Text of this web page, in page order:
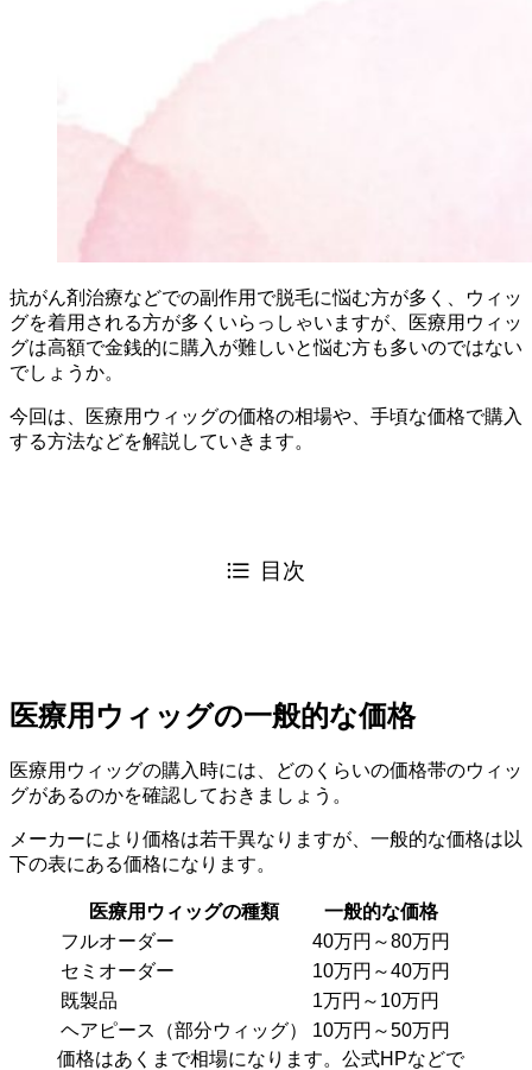
抗がん剤治療などでの副作用で脱毛に悩む方が多く、ウィッ
グを着用される方が多くいらっしゃいますが、医療用ウィッ
グは高額で金銭的に購入が難しいと悩む方も多いのではない
でしょうか。
今回は、医療用ウィッグの価格の相場や、手頃な価格で購入
する方法などを解説していきます。
目次
医療用ウィッグの一般的な価格
医療用ウィッグの購入時には、どのくらいの価格帯のウィッ
グがあるのかを確認しておきましょう。
メーカーにより価格は若干異なりますが、一般的な価格は以
下の表にある価格になります。
医療用ウィッグの種類
一般的な価格
フルオーダー
40万円～80万円
セミオーダー
10万円～40万円
既製品
1万円～10万円
ヘアピース（部分ウィッグ）
10万円～50万円
価格はあくまで相場になります。公式HPなどで